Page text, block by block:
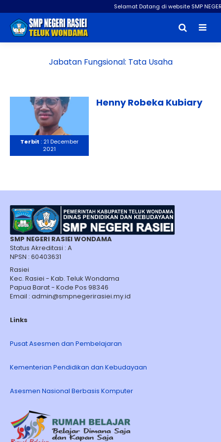
Selamat Datang di website SMP
Jabatan Fungsional: Tata Usaha
Terbit : 21 December
2021
Henny Robeka Kubiary
SMP NEGERI RASIEI WONDAMA
Status Akreditasi : A
NPSN : 60403631
Rasiei
Kec. Rasiei - Kab. Teluk Wondama
Papua Barat - Kode Pos 98346
Email : admin@smpnegerirasiei.my.id
Links
Pusat Asesmen dan Pembelajaran
Kementerian Pendidikan dan Kebudayaan
Asesmen Nasional Berbasis Komputer